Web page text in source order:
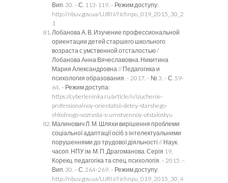
Вип. 30. – С. 113-119. – Режим доступу:
http://nbuv.gov.ua/UJRN/Nchnpu_019_2015_30_2
1
Лобанова А. В. Изучение профессиональной
ориентации детей старшего школьного
возраста с умственной отсталостью /
Лобанова Анна Вячеславовна, Никитина
Мария Александровна // Педагогика и
психология образования. – 2017. – № 3. – С. 59-
64. – Режим доступа:
https://cyberleninka.ru/article/n/izuchenie-
professionalnoy-orientatsii-detey-starshego-
shkolnogo-vozrasta-s-umstvennoy-otstalostyu
Малинович Л. М. Шляхи вирішення проблеми
соціальної адаптації осіб з інтелектуальними
порушеннями до трудової діяльності // Наук.
часоп. НПУ ім. М. П. Драгоманова. Серія 19,
Корекц. педагогіка та спец. психологія. – 2015. –
Вип. 30. – С. 264-269. – Режим доступу:
http://nbuv.gov.ua/UJRN/Nchnpu_019_2015_30_4